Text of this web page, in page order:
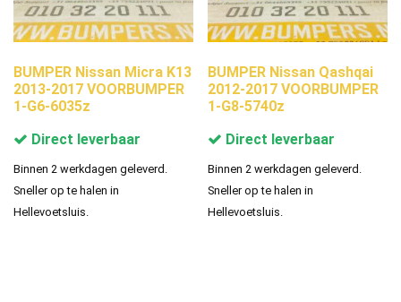
BUMPER Nissan Micra K13
2013-2017 VOORBUMPER
1-G6-6035z
Direct leverbaar
Binnen 2 werkdagen geleverd.
Sneller op te halen in
Hellevoetsluis.
BUMPER Nissan Qashqai
2012-2017 VOORBUMPER
1-G8-5740z
Direct leverbaar
Binnen 2 werkdagen geleverd.
Sneller op te halen in
Hellevoetsluis.